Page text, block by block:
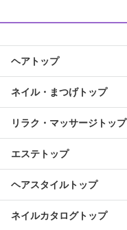
ヘアトップ
ネイル・まつげトップ
リラク・マッサージトップ
エステトップ
ヘアスタイルトップ
ネイルカタログトップ